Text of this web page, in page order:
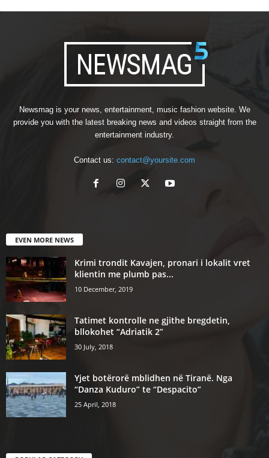
Newsmag is your news, entertainment, music fashion website. We
provide you with the latest breaking news and videos straight from the
entertainment industry.
Contact us: contact@yoursite.com
EVEN MORE NEWS
Krimi trondit Kavajen, pronari i lokalit vret
klientin me plumb pas...
10 December, 2019
Tatimet kontrolle ne gjithe bregdetin,
bllokohet “Adriatik 2”
30 July, 2018
Yjet botërorë mblidhen në Tiranë. Nga
“Danza Kuduro” te “Despacito”
25 April, 2018